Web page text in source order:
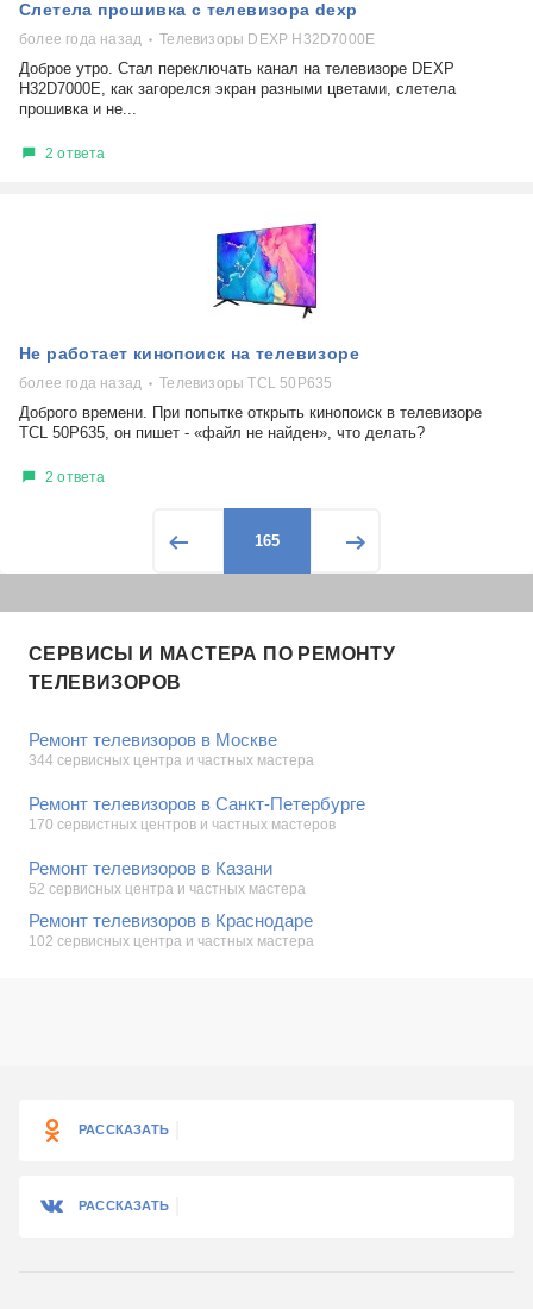
Слетела прошивка с телевизора dexp
более года назад Телевизоры DEXP H32D7000E
Доброе утро. Стал переключать канал на телевизоре DEXP
H32D7000E, как загорелся экран разными цветами, слетела
прошивка и не...
2 ответа
Не работает кинопоиск на телевизоре
более года назад Телевизоры TCL 50P635
Доброго времени. При попытке открыть кинопоиск в телевизоре
TCL 50P635, он пишет - «файл не найден», что делать?
2 ответа
165
СЕРВИСЫ И МАСТЕРА ПО РЕМОНТУ
ТЕЛЕВИЗОРОВ
Ремонт телевизоров в Москве
344 сервисных центра и частных мастера
Ремонт телевизоров в Санкт-Петербурге
170 сервистных центров и частных мастеров
Ремонт телевизоров в Казани
52 сервисных центра и частных мастера
Ремонт телевизоров в Краснодаре
102 сервисных центра и частных мастера
РАССКАЗАТЬ
РАССКАЗАТЬ